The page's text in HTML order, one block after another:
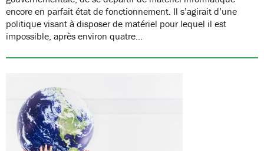
encore en parfait état de fonctionnement. Il s’agirait d’une
politique visant à disposer de matériel pour lequel il est
impossible, après environ quatre…